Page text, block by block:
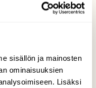
sisällön ja mainosten
ominaisuuksien
Lisäksi